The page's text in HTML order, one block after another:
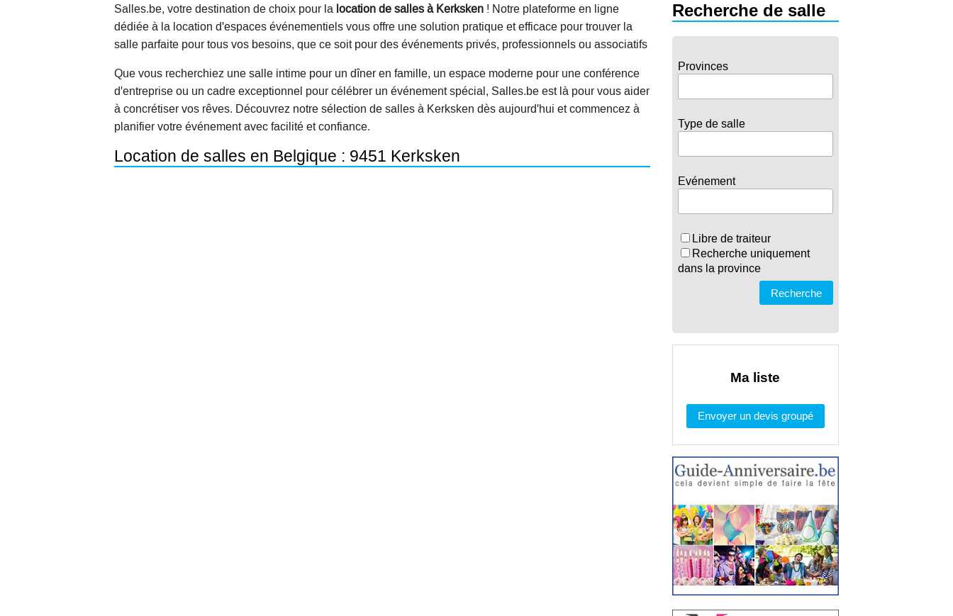
Salles.be, votre destination de choix pour la location de salles à Kerksken ! Notre plateforme en ligne
dédiée à la location d'espaces événementiels vous offre une solution pratique et efficace pour trouver la
salle parfaite pour tous vos besoins, que ce soit pour des événements privés, professionnels ou associatifs
Que vous recherchiez une salle intime pour un dîner en famille, un espace moderne pour une conférence
d'entreprise ou un cadre exceptionnel pour célébrer un événement spécial, Salles.be est là pour vous aider
à concrétiser vos rêves. Découvrez notre sélection de salles à Kerksken dès aujourd'hui et commencez à
planifier votre événement avec facilité et confiance.
Location de salles en Belgique : 9451 Kerksken
Recherche de salle
Provinces
Type de salle
Evénement
Libre de traiteur
Recherche uniquement
dans la province
Recherche
Ma liste
Envoyer un devis groupé